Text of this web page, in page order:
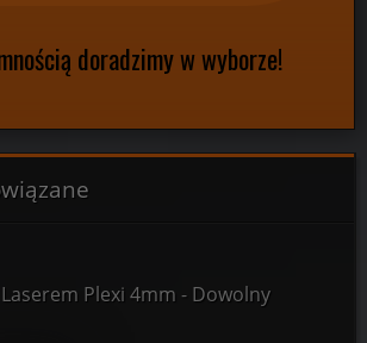
doradzimy w wyborze!
Laserem Plexi 4mm - Dowolny